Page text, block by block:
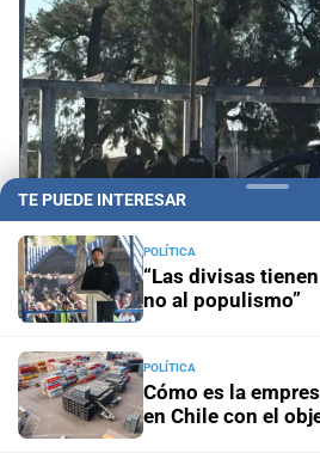
Santa Fe ciudad
hallado sin vida en los
Condenado Cinco años de prisión
TE PUEDE INTERESAR
POLÍTICA
“Las divisas
no al populismo”
POLÍTICA
Cómo es la
en Chile con el